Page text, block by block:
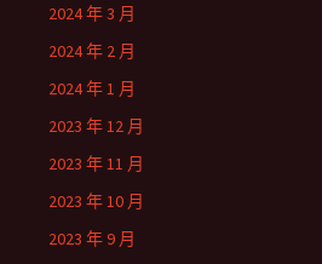
2024 年 3 月
2024 年 2 月
2024 年 1 月
2023 年 12 月
2023 年 11 月
2023 年 10 月
2023 年 9 月